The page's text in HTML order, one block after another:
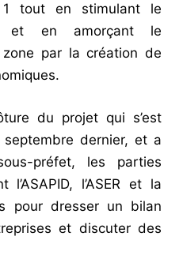
tout en stimulant le
et en amorçant le
par la création de
du projet qui s’est
dernier, et a
préfet, les parties
l’ASER et la
pour dresser un bilan
et discuter des